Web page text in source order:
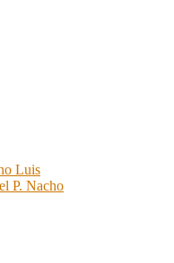
Luis
P. Nacho